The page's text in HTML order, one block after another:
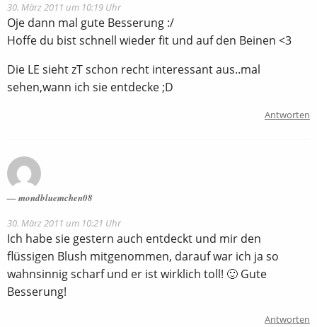
30. März 2011 um 10:19 Uhr
Oje dann mal gute Besserung :/
Hoffe du bist schnell wieder fit und auf den Beinen <3
Die LE sieht zT schon recht interessant aus..mal
sehen,wann ich sie entdecke ;D
Antworten
mondbluemchen08
30. März 2011 um 10:21 Uhr
Ich habe sie gestern auch entdeckt und mir den
flüssigen Blush mitgenommen, darauf war ich ja so
wahnsinnig scharf und er ist wirklich toll! 🙂 Gute
Besserung!
Antworten